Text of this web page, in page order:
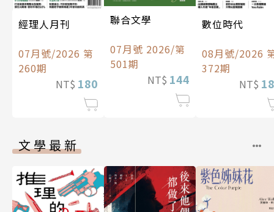
經理人月刊
07月號/2026 第
260期
NT$ 180
聯合文學
07月號 2026/第
501期
NT$ 144
數位時代
08月號/2026
372期
NT$
文學最新